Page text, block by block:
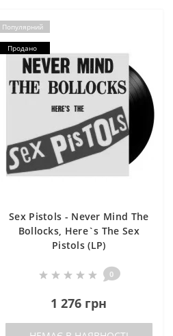
Популярний
Продано
Sex Pistols - Never Mind The
Bollocks, Here`s The Sex
Pistols (LP)
0
1 276 грн